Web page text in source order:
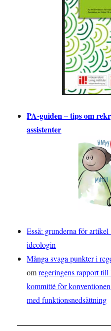
PA-guiden – tips om
assistenter
Essä: grunderna för
ideologin
Många svaga punkter i
omregeringens rapport
kommitté för
med funktionsnedsättning